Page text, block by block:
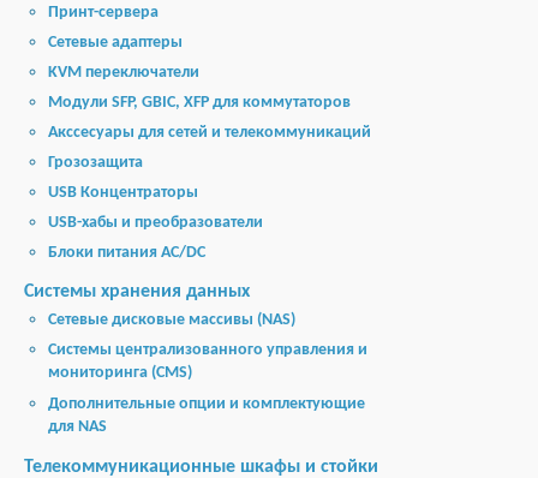
Принт-сервера
Сетевые адаптеры
KVM переключатели
Модули SFP, GBIC, XFP для коммутаторов
Акссесуары для сетей и телекоммуникаций
Грозозащита
USB Концентраторы
USB-хабы и преобразователи
Блоки питания AC/DC
Cистемы хранения данных
Cетевые дисковые массивы (NAS)
Системы централизованного управления и
мониторинга (CMS)
Дополнительные опции и комплектующие
для NAS
Телекоммуникационные шкафы и стойки